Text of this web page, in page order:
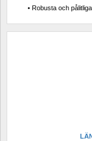
• Robusta och